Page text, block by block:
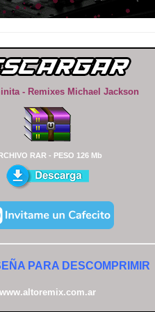
- Remixes Michael Jackson
RAR - PESO 126 Mb
PARA DESCOMPRIMIR
www.altoremix.com.ar